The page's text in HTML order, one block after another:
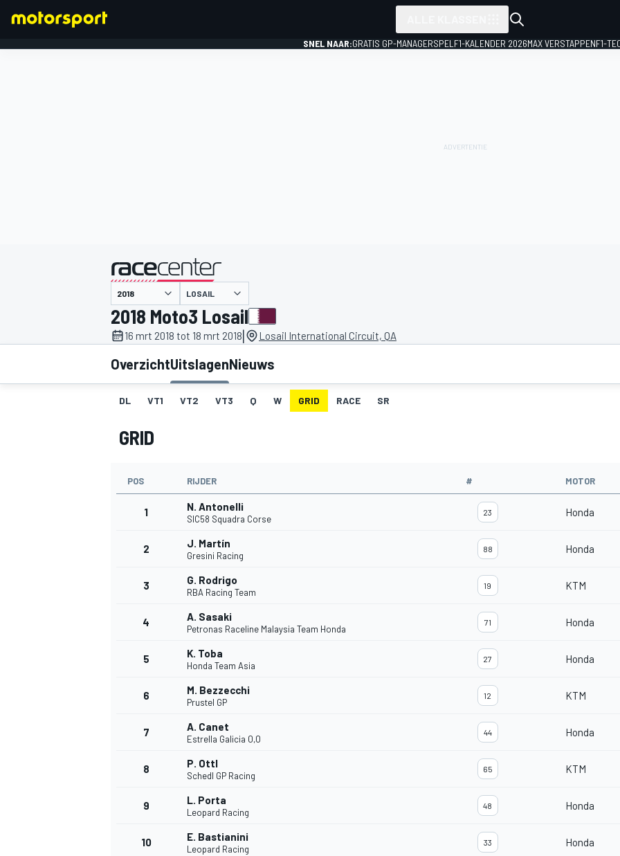
SNEL NAAR:GRATIS GP-MANAGERSPEL F1-KALENDER 2026MAX VERSTAPPENF1-
gepresenteerd door
LOSAIL
2018 Moto3 Losail
16 mrt 2018 tot 18 mrt 2018| Losail International Circuit, QA
OverzichtUitslagenNieuws
DL VT1 VT2 VT3 Q W GRID RACE SR
GRID
POS RIJDER # MOTOR
1 N. Antonelli
SIC58 Squadra Corse
23 Honda
2 J. Martín
Gresini Racing
88 Honda
3 G. Rodrigo
RBA Racing Team
19 KTM
4 A. Sasaki
Petronas Raceline Malaysia Team Honda
71 Honda
5 K. Toba
Honda Team Asia
27 Honda
6 M. Bezzecchi
Prustel GP
12 KTM
7 A. Canet
Estrella Galicia 0,0
44 Honda
8 P. Ottl
Schedl GP Racing
65 KTM
9 L. Porta
Leopard Racing
48 Honda
10 E. Bastianini
Leopard Racing
33 Honda